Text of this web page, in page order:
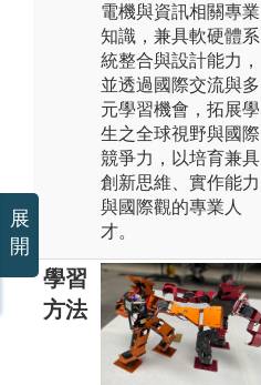
電機與資訊相關專業
知識，兼具軟硬體系
統整合與設計能力，
並透過國際交流與多
元學習機會，拓展學
生之全球視野與國際
競爭力，以培育兼具
創新思維、實作能力
與國際觀的專業人
才。
學習
方法
展
開